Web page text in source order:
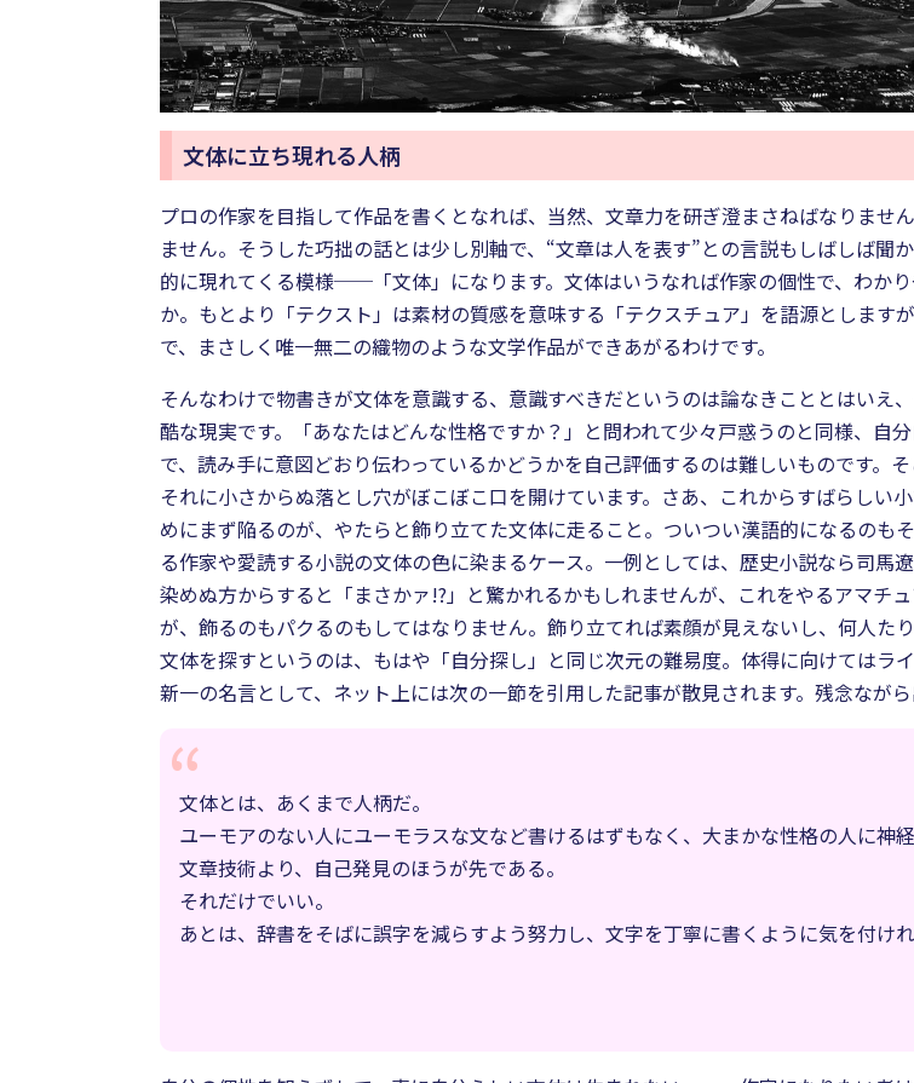
文体に立ち現れる人柄
プロの作家を目指して作品を書くとなれば、当然、文章力を研ぎ澄まさねばなりま
ません。そうした巧拙の話とは少し別軸で、“文章は人を表す”との言説もしばしば
的に現れてくる模様──「文体」になります。文体はいうなれば作家の個性で、わか
か。もとより「テクスト」は素材の質感を意味する「テクスチュア」を語源とします
で、まさしく唯一無二の織物のような文学作品ができあがるわけです。
そんなわけで物書きが文体を意識する、意識すべきだというのは論なきこととはいえ
酷な現実です。「あなたはどんな性格ですか？」と問われて少々戸惑うのと同様、自
で、読み手に意図どおり伝わっているかどうかを自己評価するのは難しいものです。
それに小さからぬ落とし穴がぼこぼこ口を開けています。さあ、これからすばらし
めにまず陥るのが、やたらと飾り立てた文体に走ること。ついつい漢語的になるのも
る作家や愛読する小説の文体の色に染まるケース。一例としては、歴史小説なら司馬
染めぬ方からすると「まさかァ!?」と驚かれるかもしれませんが、これをやるアマチ
が、飾るのもパクるのもしてはなりません。飾り立てれば素顔が見えないし、何人た
文体を探すというのは、もはや「自分探し」と同じ次元の難易度。体得に向けてはラ
新一の名言として、ネット上には次の一節を引用した記事が散見されます。残念なが
文体とは、あくまで人柄だ。
ユーモアのない人にユーモラスな文など書けるはずもなく、大まかな性格の人に神
文章技術より、自己発見のほうが先である。
それだけでいい。
あとは、辞書をそばに誤字を減らすよう努力し、文字を丁寧に書くように気を付け